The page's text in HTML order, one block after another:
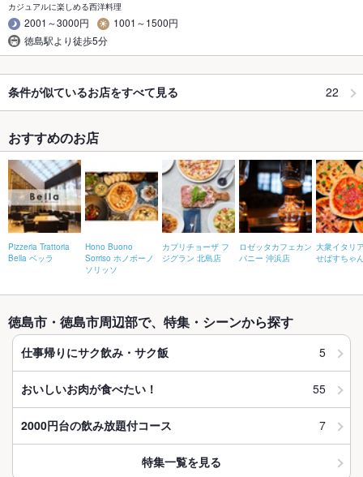
カジュアルに楽しめる西洋料理
2001～3000円
1001～1500円
徳島駅より徒歩5分
条件が似ているお店をすべて見る 22
おすすめのお店
Pizzeria Trattoria
Bella ベッラ
Hono Buono
Sorriso ホノボーノ
ソリッソ
カプリチョーザ フ
ジグラン 北島店
ロゼッタカフェカン
パニー 沖浜店
大衆イタリ
せばすちゃ
徳島市・徳島市周辺部で、特集・シーンから探す
仕事帰りにサク飲み・サク飯 5
おいしいお肉が食べたい！ 55
2000円台の飲み放題付コース 7
特集一覧を見る